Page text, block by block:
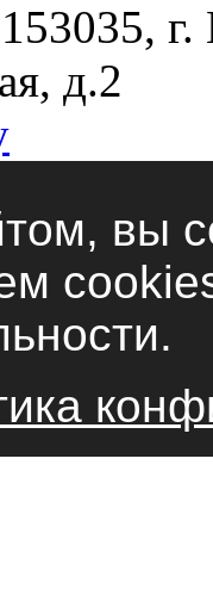
д.2
вы